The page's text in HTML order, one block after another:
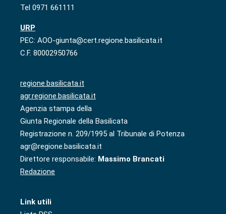
Tel 0971 661111
URP
PEC: AOO-giunta@cert.regione.basilicata.it
C.F. 80002950766
regione.basilicata.it
agr.regione.basilicata.it
Agenzia stampa della
Giunta Regionale della Basilicata
Registrazione n. 209/1995 al Tribunale di Potenza
agr@regione.basilicata.it
Direttore responsabile: Massimo Brancati
Redazione
Link utili